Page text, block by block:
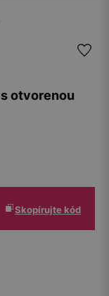
otvorenou
Skopírujte kód